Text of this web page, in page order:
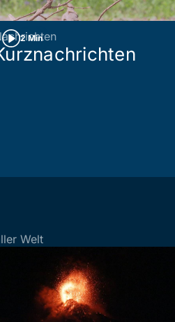
2 Min
Welt